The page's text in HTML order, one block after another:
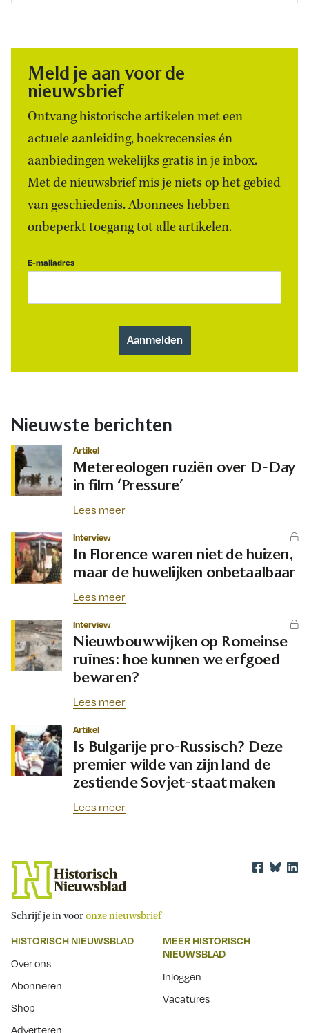
Meld je aan voor de
nieuwsbrief
Ontvang historische artikelen met een
actuele aanleiding, boekrecensies én
aanbiedingen wekelijks gratis in je inbox.
Met de nieuwsbrief mis je niets op het gebied
van geschiedenis. Abonnees hebben
onbeperkt toegang tot alle artikelen.
E-mailadres
Nieuwste berichten
Artikel
Metereologen ruziën over D-Day
in film ‘Pressure’
Lees meer
Interview
In Florence waren niet de huizen,
maar de huwelijken onbetaalbaar
Lees meer
Interview
Nieuwbouwwijken op Romeinse
ruïnes: hoe kunnen we erfgoed
bewaren?
Lees meer
Artikel
Is Bulgarije pro-Russisch? Deze
premier wilde van zijn land de
zestiende Sovjet-staat maken
Lees meer
Schrijf je in vooronze nieuwsbrief
HISTORISCH NIEUWSBLAD
Over ons
Abonneren
Shop
Adverteren
MEER HISTORISCH
NIEUWSBLAD
Inloggen
Vacatures